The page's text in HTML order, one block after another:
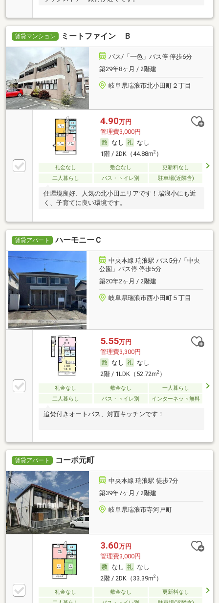
賃貸マンション ミートファイン Ｂ
バス/「一色」バス停 停歩6分
築29年8ヶ月 / 2階建
岐阜県瑞浪市北小田町２丁目
4.90万円
管理費3,000円
なし
なし
1階 / 2DK（44.88m2）
礼金なし 敷金なし
更新料なし
二人暮らし
バス・トイレ別 駐車場(近隣含)
住環境良好、人気の北小田エリアです！瑞浪小にも近
く、子育てに良い環境です。
賃貸アパート ハーモニーＣ
中央本線 瑞浪駅 バス5分/「中央
公園」バス停 停歩5分
築20年2ヶ月 / 2階建
岐阜県瑞浪市西小田町５丁目
5.55万円
管理費3,300円
なし
なし
2階 / 1LDK（52.72m2）
礼金なし 敷金なし
一人暮らし
二人暮らし
バス・トイレ別 インターネット無料
追焚付きオートバス、対面キッチンです！
賃貸アパート コーポ元町
中央本線 瑞浪駅 徒歩7分
築39年7ヶ月 / 2階建
岐阜県瑞浪市寺河戸町
3.60万円
管理費3,000円
なし
なし
2階 / 2DK（33.39m2）
礼金なし 敷金なし
更新料なし